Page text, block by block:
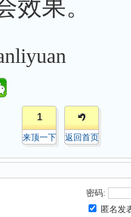
效果。
1
来顶一下 返回首页
密码:
匿名发